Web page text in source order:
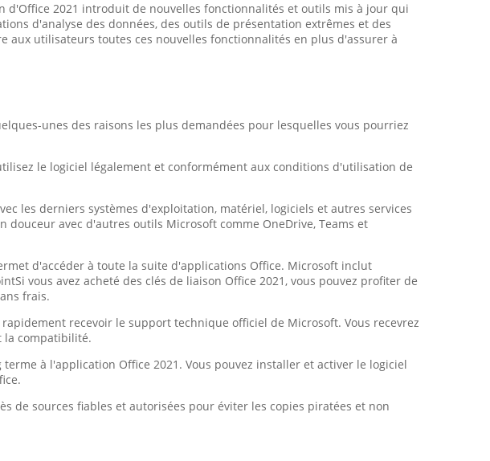
2021 introduit de nouvelles fonctionnalités et outils mis à jour qui
d'analyse des données, des outils de présentation extrêmes et des
aux utilisateurs toutes ces nouvelles fonctionnalités en plus d'assurer à
unes des raisons les plus demandées pour lesquelles vous pourriez
le logiciel légalement et conformément aux conditions d'utilisation de
les derniers systèmes d'exploitation, matériel, logiciels et autres services
avec d'autres outils Microsoft comme OneDrive, Teams et
d'accéder à toute la suite d'applications Office. Microsoft inclut
vous avez acheté des clés de liaison Office 2021, vous pouvez profiter de
frais.
recevoir le support technique officiel de Microsoft. Vous recevrez
la compatibilité.
à l'application Office 2021. Vous pouvez installer et activer le logiciel
de sources fiables et autorisées pour éviter les copies piratées et non